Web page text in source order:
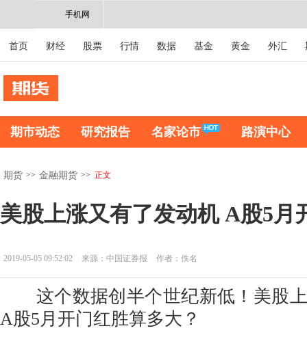
手机网
首页 财经 股票 行情 数据 基金 黄金 外汇
期市动态 研究报告 名家论市 路演中心
期货 >> 金融期货 >> 正文
美股上涨又有了发动机 A股5月
2019-05-05 09:52:02 来源：中国证券报 作者：佚名
这个数据创半个世纪新低！美股上
A股5月开门红胜算多大？